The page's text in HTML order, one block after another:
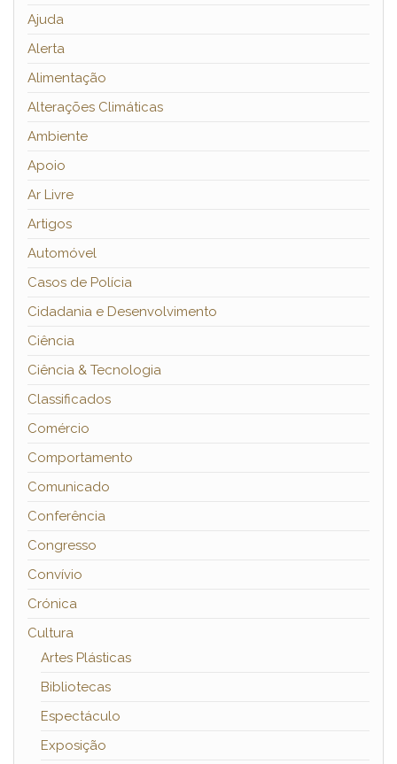
Ajuda
Alerta
Alimentação
Alterações Climáticas
Ambiente
Apoio
Ar Livre
Artigos
Automóvel
Casos de Polícia
Cidadania e Desenvolvimento
Ciência
Ciência & Tecnologia
Classificados
Comércio
Comportamento
Comunicado
Conferência
Congresso
Convívio
Crónica
Cultura
Artes Plásticas
Bibliotecas
Espectáculo
Exposição